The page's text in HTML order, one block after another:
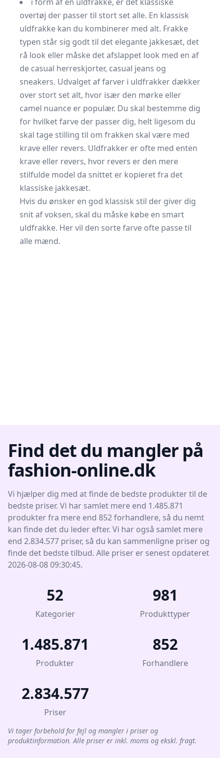
overtøj der passer til stort set alle. En klassisk
uldfrakke kan du kombinerer med alt. Frakke
typen står sig godt til det elegante jakkesæt, det
rå look eller måske det afslappet look med en af
de casual herreskjorter, casual jeans og
sneakers. Udvalget af farver i uldfrakker dækker
over stort set alt, hvor især den mørke eller
camel nuance er populær. Du skal bestemme dig
for hvilket farve der passer dig, helt ligesom du
skal tage stilling til om frakken skal være med
krave eller revers. Uldfrakker er ofte med enten
krave eller revers, hvor revers er den mere
stilfulde model da snittet er kopieret fra det
klassiske jakkesæt.
Hvis du ønsker en god klassisk stil der giver dig
snit af voksen, skal du måske købe en smart
uldfrakke. Her vil den sorte farve ofte passe til
alle mænd.
Find det du mangler på
fashion-online.dk
Vi hjælper dig med at finde de bedste produkter til de
bedste priser. Vi har samlet mere end 1.485.871
produkter fra mere end 852 forhandlere, så du nemt
kan finde det du leder efter. Vi har også samlet mere
end 2.834.577 priser, så du kan sammenligne priser og
finde det bedste tilbud. Alle priser er senest opdateret
2026-08-08 09:30:45.
52
Kategorier
981
Produkttyper
1.485.871
Produkter
852
Forhandlere
2.834.577
Priser
Vi tager forbehold for fejl og mangler i priser og
produktinformation. Alle priser er inkl. moms og ekskl. fragt.